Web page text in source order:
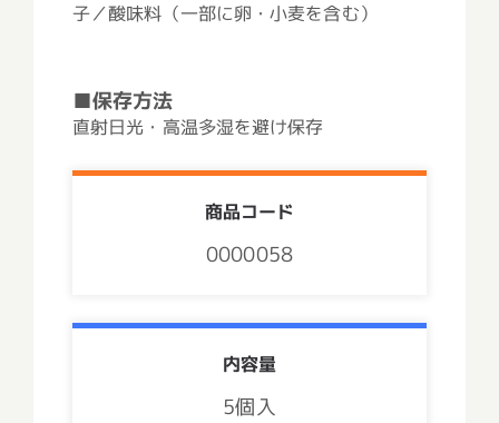
子／酸味料（一部に卵・小麦を含む）
■保存方法
直射日光・高温多湿を避け保存
商品コード
0000058
内容量
5個入